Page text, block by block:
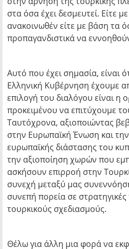
στα όσα έχει δεσμευτεί. Είτε
ανακοινωθέν είτε με βάση τα
προπαγανδιστικά να
Αυτό που έχει σημασία, είναι
Ελληνική Κυβέρνηση έχουμε
επιλογή του διαλόγου είναι η
προκειμένου να επιτύχουμε
Ταυτόχρονα, αξιοποιώντας
στην Ευρωπαϊκή Ένωση και
ευρωπαϊκής διάστασης του
την αξιοποίηση χωρών που
ασκήσουν επιρροή στην
συνεχή μεταξύ μας
συνεπή πορεία σε
τουρκικούς σχεδιασμούς.
Θέλω για άλλη μια φορά να